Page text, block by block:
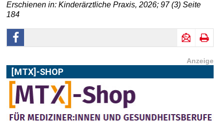
Erschienen in: Kinderärztliche Praxis, 2026; 97 (3) Seite
184
Anzeige
[MTX]-SHOP
Im
finden Sie alle Produkte aus unserem
Verlagsprogramm: Bücher, Zeitschriften oder
Schulungsprogramme sowie praktische Accessoires.